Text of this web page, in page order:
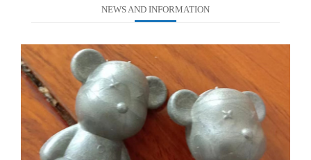
NEWS AND INFORMATION